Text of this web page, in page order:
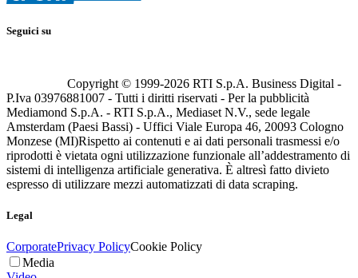
Seguici su
Copyright © 1999-2026 RTI S.p.A. Business Digital -
P.Iva 03976881007 - Tutti i diritti riservati - Per la pubblicità
Mediamond S.p.A. - RTI S.p.A., Mediaset N.V., sede legale
Amsterdam (Paesi Bassi) - Uffici Viale Europa 46, 20093 Cologno
Monzese (MI)Rispetto ai contenuti e ai dati personali trasmessi e/o
riprodotti è vietata ogni utilizzazione funzionale all’addestramento di
sistemi di intelligenza artificiale generativa. È altresì fatto divieto
espresso di utilizzare mezzi automatizzati di data scraping.
Legal
CorporatePrivacy PolicyCookie Policy
Media